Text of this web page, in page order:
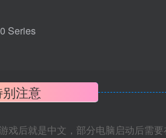
Series
注意
后就是中文，部分电脑启动后需要